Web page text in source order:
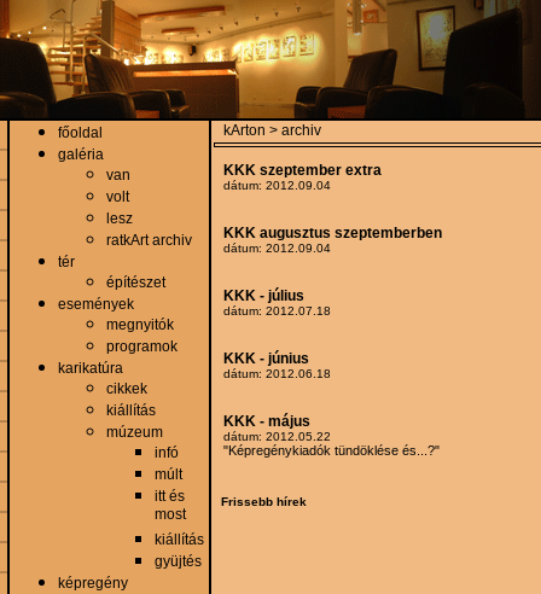
főoldal
galéria
van
volt
lesz
ratkArt archiv
tér
építészet
események
megnyitók
programok
karikatúra
cikkek
kiállítás
múzeum
infó
múlt
itt és
most
kiállítás
gyüjtés
képregény
kArton > archiv
KKK szeptember extra
dátum: 2012.09.04
KKK augusztus szeptemberben
dátum: 2012.09.04
KKK - július
dátum: 2012.07.18
KKK - június
dátum: 2012.06.18
KKK - május
dátum: 2012.05.22
"Képregénykiadók tündöklése és...?"
Frissebb hírek